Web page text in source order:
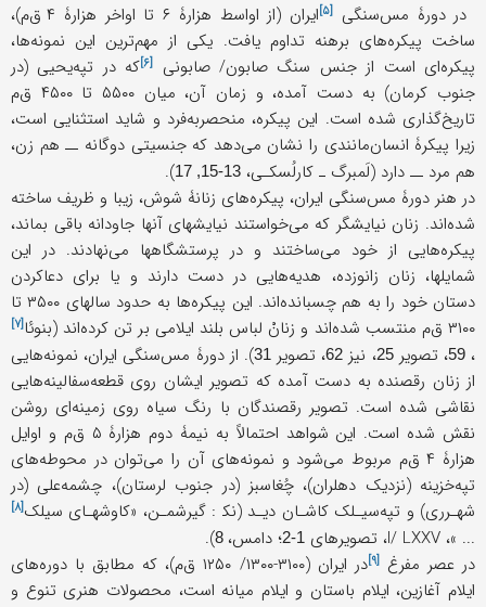
در دورۀ مس‌سنگی [۵]
ایران (از اواسط هزارۀ ۶ تا اواخر هزارۀ ۴ ق‌م)،
ساخت پیکره‌های برهنه تداوم یافت. یکی از مهم‌ترین این نمونه‌ها،
پیکره‌ای است از جنس سنگ صابون/صابونی [۶] که در تپه‌یحیى (در
جنوب کرمان) به دست آمده، و زمان آن، میان ۵۵۰۰ تا ۴۵۰۰ ق‌م
تاریخ‌گذاری شده است. این پیکره، منحصربه‌فرد و شاید استثنایی است،
زیرا پیکرۀ انسان‌مانندی را نشان می‌دهد که جنسیتی دوگانه ــ هم زن،
هم مرد ــ دارد (لَمبرگ ـ کارلُسکـی، 13-15, 17
).
در هنر دورۀ مس‌سنگی ایران، پیکره‌های زنانۀ شوش، زیبا و ظریف ساخته
شده‌اند. زنان نیایشگر که می‌خواستند نیایشهای آنها جاودانه باقی بماند،
پیکره‌هایی از خود می‌ساختند و در پرستشگاهها می‌نهادند. در این
شمایلها، زنان زانوزده، هدیه‌هایی در دست دارند و یا برای دعاکردن
دستان خود را به هم چسبانده‌اند. این پیکره‌ها به حدود سالهای ۳۵۰۰ تا
۳۱۰۰ ق‌م منتسب شده‌اند و زنانْ لباس بلند ایلامی بر تن کرده‌اند (
بنوئا[۷]
،59، تصویر25، نیز 62، تصویر31). از دورۀ مس‌سنگی ایران، نمونه‌هایی
از زنان رقصنده به دست آمده که تصویر ایشان روی قطعه‌سفالینه‌هایی
نقاشی شده است. تصویر رقصندگان با رنگ سیاه روی زمینه‌ای روشن
نقش شده است. این شواهد احتمالاً به نیمۀ دوم هزارۀ ۵ ق‌م و اوایل
هزارۀ ۴ ق‌م مربوط می‌شود و نمونه‌های آن را می‌توان در محوطه‌های
تپه‌خزینه (نزدیک دهلران)، چُغاسبز (در جنوب لرستان)، چشمه‌علی (در
شهـرری) و تپه‌سیـلک کاشـان دیـد (نک‍ : گیرشمـن، «کاوشهـای سیلک[۸]
... »، I/ LXXV، تصویرهای 1-2 ؛ دامس، ).
در عصر مفرغ[۹]
در ایران (۳۱۰۰-۱۳۰۰/ ۱۲۵۰ ق‌م)، که مطابق با دوره‌های
ایلام آغازین، ایلام باستان و ایلام میانه است، محصولات هنری تنوع و